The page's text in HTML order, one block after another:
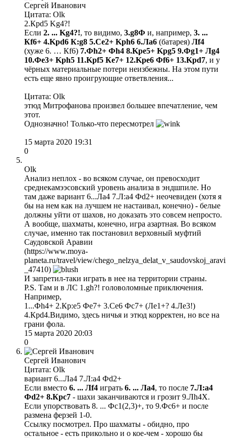
Сергей Иванович
Цитата: Olk
2.Крd5 Kg4?!
Если 2. ... Kg4?!, то видимо, 3.g8Ф и, например, 3. ...
Кf6+ 4.Kрd6 К:g8 5.Сe2+ Kрh6 6.Лa6 (батарея) Лf4
(хуже 6. … Кf6) 7.Фh2+ Фh4 8.Kрe5+ Kрg5 9.Фg1+ Лg4
10.Фe3+ Kрh5 11.Kрf5 Кe7+ 12.Kрe6 Фf6+ 13.Kрd7, и у
чёрных материальные потери неизбежны. На этом пути
есть еще явно проигрующие ответвления...
Цитата: Olk
этюд Митрофанова произвел большее впечатление, чем
этот.
Однозначно! Только-что пересмотрел
15 марта 2020 19:31
0
Olk
Анализ неплох - во всяком случае, он превосходит
среднекамээсовский уровень анализа в эндшпиле. Но
там даже вариант 6...Лa4 7.Л:a4 Фd2+ неочевиден (хотя я
бы на нем как на лучшем не настаивал, конечно) - белые
должны уйти от шахов, но доказать это совсем непросто.
А вообще, шахматы, конечно, игра азартная. Во всяком
случае, именно так постановил верховный муфтий
Саудовской Аравии
(https://www.moya-
planeta.ru/travel/view/
_47410)
И запретил-таки играть в нее на территории страны.
P.S. Там и в ЛС 1.gh?! головоломные приключения.
Например,
1...Фh4+ 2.Кр:e5 Фe7+ 3.Ce6 Фс7+ (Лe1+? 4.Лe3!)
4.Крd4.Видимо, здесь ничья и этюд корректен, но все на
грани фола.
15 марта 2020 20:03
0
Сергей Иванович
Цитата: Olk
вариант 6...Лa4 7.Л:a4 Фd2+
Если вместо 6. ... Лf4 играть 6. ... Лa4, то после 7.Л:a4
Фd2+ 8.Крс7 - шахи заканчиваются и грозит 9.Лh4Х.
Если упорствовать 8. ... Фс1(2,3)+, то 9.Фс6+ и после
размена ферзей 1-0.
Ссылку посмотрел. Про шахматы - обидно, про
остальное - есть прикольно и о кое-чем - хорошо бы